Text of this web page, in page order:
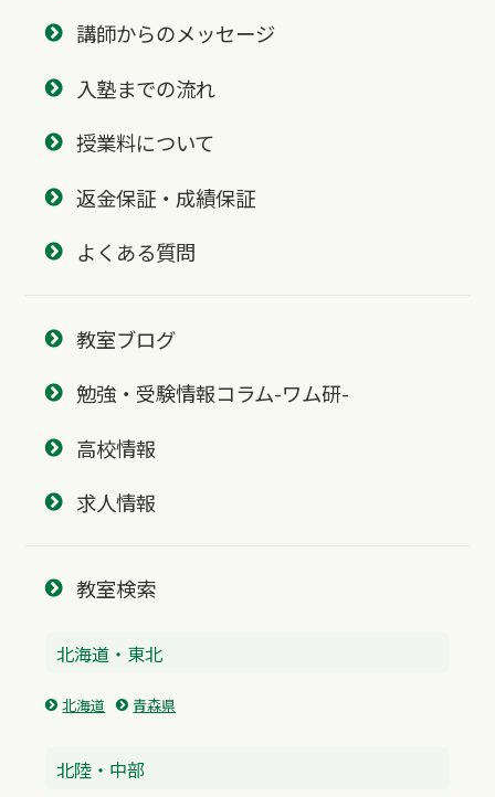
講師からのメッセージ
入塾までの流れ
授業料について
返金保証・成績保証
よくある質問
教室ブログ
勉強・受験情報コラム-ワム研-
高校情報
求人情報
教室検索
北海道・東北
北海道 青森県
北陸・中部